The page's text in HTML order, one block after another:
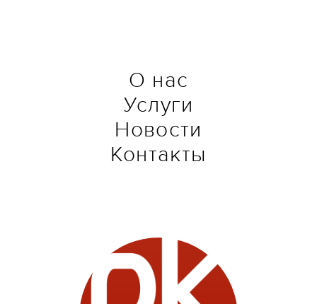
О нас
Услуги
Новости
Контакты